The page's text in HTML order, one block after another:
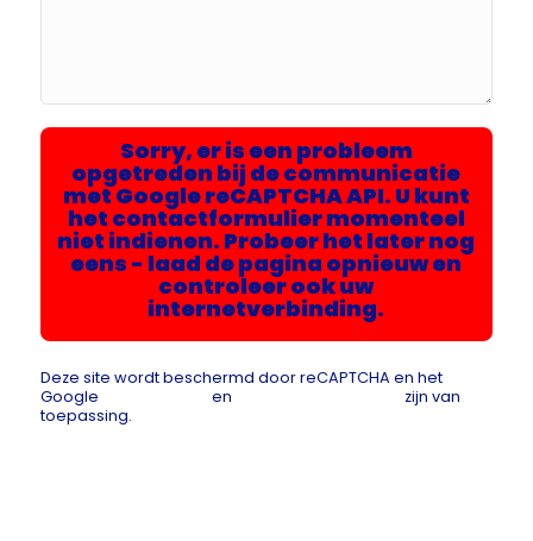
Sorry, er is een probleem
opgetreden bij de communicatie
met Google reCAPTCHA API. U kunt
het contactformulier momenteel
niet indienen. Probeer het later nog
eens - laad de pagina opnieuw en
controleer ook uw
internetverbinding.
Deze site wordt beschermd door reCAPTCHA en het
Google
en
zijn van
toepassing.